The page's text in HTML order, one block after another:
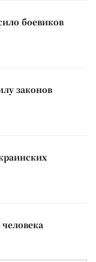
боевиков
законов